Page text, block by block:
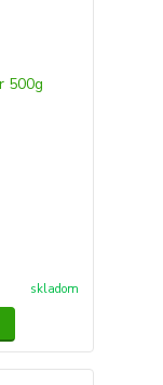
skladom